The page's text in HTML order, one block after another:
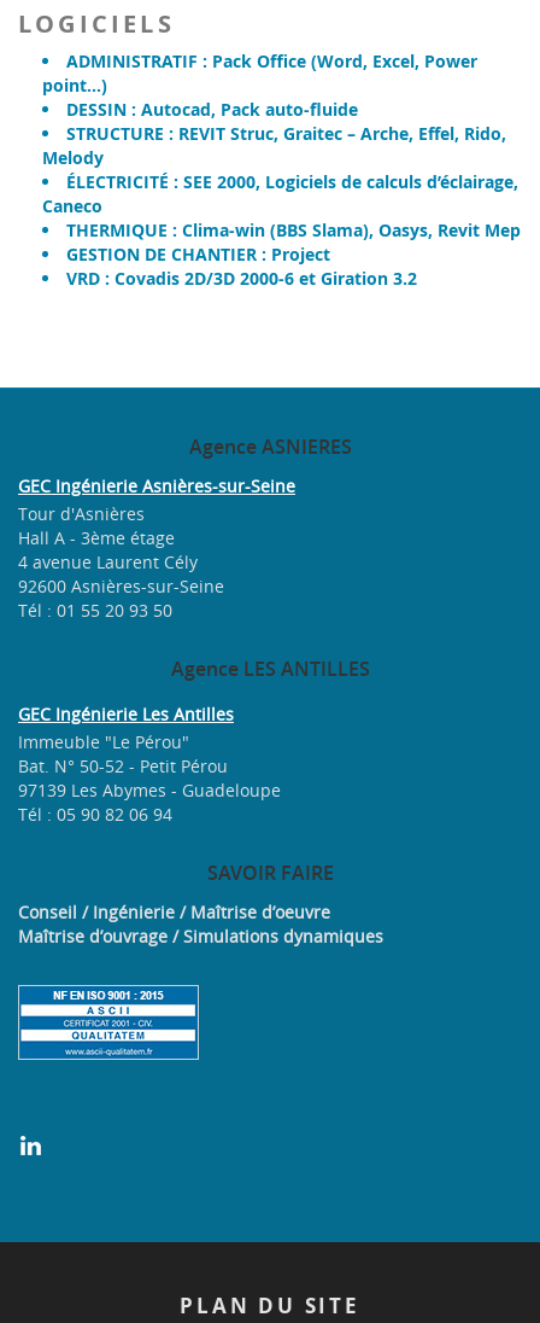
LOGICIELS
ADMINISTRATIF : Pack Office (Word, Excel, Power
point…)
DESSIN : Autocad, Pack auto-fluide
STRUCTURE : REVIT Struc, Graitec – Arche, Effel, Rido,
Melody
ÉLECTRICITÉ : SEE 2000, Logiciels de calculs d’éclairage,
Caneco
THERMIQUE : Clima-win (BBS Slama), Oasys, Revit Mep
GESTION DE CHANTIER : Project
VRD : Covadis 2D/3D 2000-6 et Giration 3.2
AgenceASNIERES
GEC Ingénierie Asnières-sur-Seine
Tour d'Asnières
Hall A - 3ème étage
4 avenue Laurent Cély
92600 Asnières-sur-Seine
Tél : 01 55 20 93 50
AgenceLES ANTILLES
GEC Ingénierie Les Antilles
Immeuble "Le Pérou"
Bat. N° 50-52 - Petit Pérou
97139 Les Abymes - Guadeloupe
Tél : 05 90 82 06 94
SAVOIRFAIRE
Conseil / Ingénierie / Maîtrise d’oeuvre
Maîtrise d’ouvrage / Simulations dynamiques
PLAN DU SITE